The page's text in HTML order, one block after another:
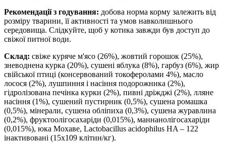
Рекомендації з годування: добова норма корму залежить від
розміру тварини, її активності та умов навколишнього
середовища. Слідкуйте, щоб у котика завжди був доступ до
свіжої питної води.
Склад: свіже куряче м'ясо (26%), жовтий горошок (25%),
зневоднена курка (20%), сушені яблука (8%), гарбуз (6%), жир
свійської птиці (консервований токоферолами 4%), масло
лосося (2%), лушпиння і насіння подорожника (2%),
гідролізована печінка курки (2%), пивні дріжджі (2%), лляне
насіння (1%), сушений пустирник (0,5%), сушена ромашка
(0,5%), мінерали, сушена обліпиха (0,3%), сушена журавлина
(0,2%), фруктоолігосахаріди (0,015%), маннанолігосахаріди
(0,015%), юка Мохаве, Lactobacillus acidophilus HA – 122
інактивовані (15x109 клітин/кг).